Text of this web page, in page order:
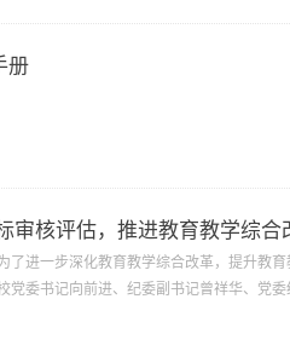
册
审核评估，推进教育教学综合
了进一步深化教育教学综合改革，提升教
党委书记向前进、纪委副书记曾祥华、党